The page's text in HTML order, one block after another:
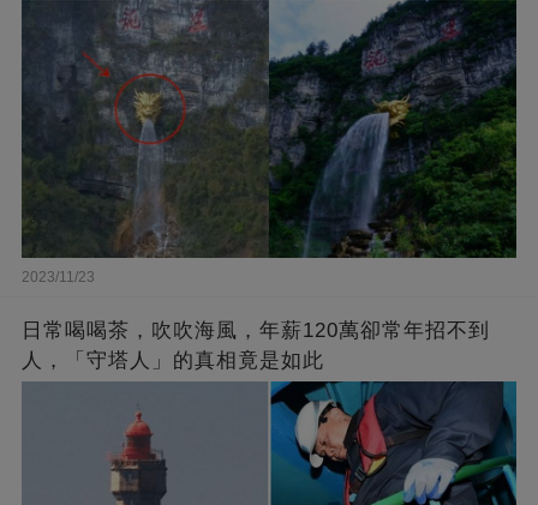
2023/11/23
日常喝喝茶，吹吹海風，年薪120萬卻常年招不到
人，「守塔人」的真相竟是如此